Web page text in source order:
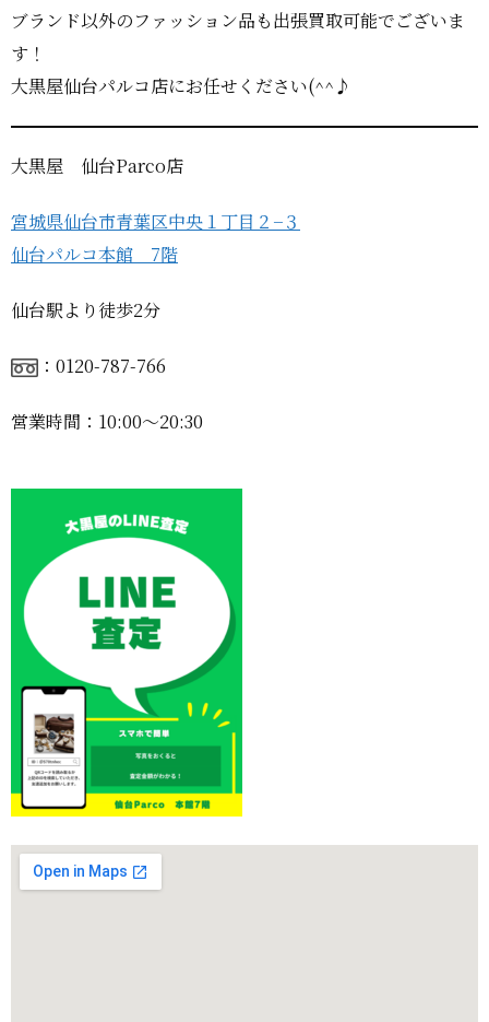
ブランド以外のファッション品も出張買取可能でございま
す！
大黒屋仙台パルコ店にお任せください(^^♪
大黒屋 仙台Parco店
宮城県仙台市青葉区中央１丁目２−３
仙台パルコ本館 7階
仙台駅より徒歩2分
：0120-787-766
営業時間：10:00〜20:30